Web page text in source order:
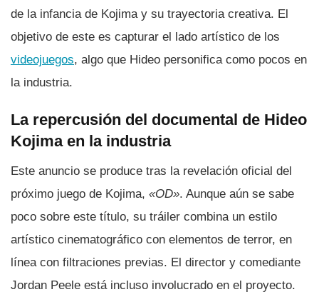
de la infancia de Kojima y su trayectoria creativa. El
objetivo de este es capturar el lado artístico de los
videojuegos, algo que Hideo personifica como pocos en
la industria.
La repercusión del documental de Hideo
Kojima en la industria
Este anuncio se produce tras la revelación oficial del
próximo juego de Kojima, «OD». Aunque aún se sabe
poco sobre este título, su tráiler combina un estilo
artístico cinematográfico con elementos de terror, en
línea con filtraciones previas. El director y comediante
Jordan Peele está incluso involucrado en el proyecto.